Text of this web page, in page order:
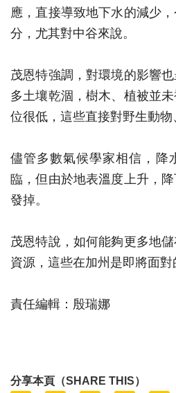
應，直接導致地下水的減少
分，尤其對中谷來說。
茂恩特強調，對環境的影響
多土壤乾涸，樹木、植被並
位很低，這些直接對野生動物
儘管多數氣候學家相信，降
臨，但由於地表溫度上升，
發掉。
茂恩特說，如何能夠更多地
資源，這些在加州是即將面
責任編輯：殷瑞娜
分享本頁（SHARE THIS）